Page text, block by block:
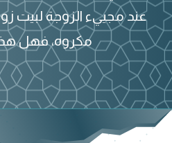
عند مجييء الزوجة لبيت
مكروه، فهل